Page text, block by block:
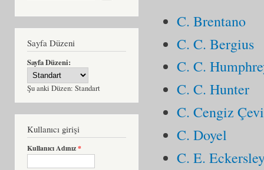
Sayfa Düzeni
Sayfa Düzeni:
Şu anki Düzen: Standart
Kullanıcı girişi
Kullanıcı Adınız*
C. Brentano
C. C. Bergius
C. C.
C. C. Hunter
C. Cengiz
C. Doyel
C. E.